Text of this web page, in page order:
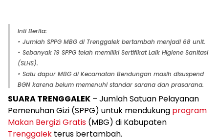
Inti Berita:
• Jumlah SPPG MBG di Trenggalek bertambah menjadi 68 unit.
• Sebanyak 19 SPPG telah memiliki Sertifikat Laik Higiene Sanitasi
(SLHS).
• Satu dapur MBG di Kecamatan Bendungan masih disuspend
BGN karena belum memenuhi standar sarana dan prasarana.
SUARA TRENGGALEK – Jumlah Satuan Pelayanan
Pemenuhan Gizi (SPPG) untuk mendukung program
Makan Bergizi Gratis (MBG) di Kabupaten
Trenggalek terus bertambah.